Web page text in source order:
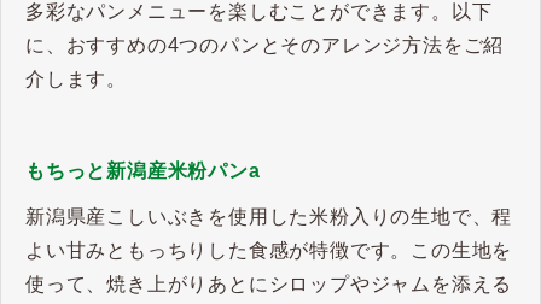
多彩なパンメニューを楽しむことができます。​以下
に、おすすめの4つのパンとそのアレンジ方法をご紹
介します。​
もちっと新潟産米粉パンa
新潟県産こしいぶきを使用した米粉入りの生地で、程
よい甘みともっちりした食感が特徴です。​この生地を
使って、焼き上がりあとにシロップやジャムを添える